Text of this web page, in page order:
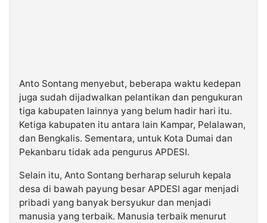
Anto Sontang menyebut, beberapa waktu kedepan
juga sudah dijadwalkan pelantikan dan pengukuran
tiga kabupaten lainnya yang belum hadir hari itu.
Ketiga kabupaten itu antara lain Kampar, Pelalawan,
dan Bengkalis. Sementara, untuk Kota Dumai dan
Pekanbaru tidak ada pengurus APDESI.
Selain itu, Anto Sontang berharap seluruh kepala
desa di bawah payung besar APDESI agar menjadi
pribadi yang banyak bersyukur dan menjadi
manusia yang terbaik. Manusia terbaik menurut